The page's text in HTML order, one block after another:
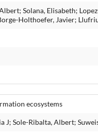
Solana, Elisabeth;
Holthoefer, Javier;
ecosystems
J; Sole-Ribalta, Albert;